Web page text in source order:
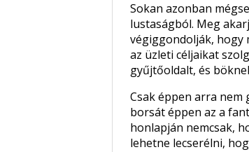
Sokan azonban
lustaságból. Meg
végiggondolják, hogy
az üzleti céljaikat
gyűjtőoldalt, és
Csak éppen arra nem
borsát éppen az a
honlapján nemcsak,
lehetne lecserélni,